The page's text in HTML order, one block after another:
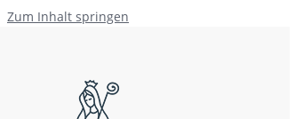
Zum Inhalt springen